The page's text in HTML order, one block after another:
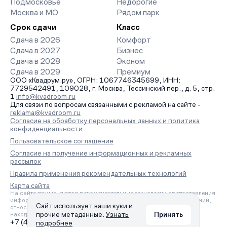
Подмосковье
Москва и МО
Недорогие
Рядом парк
Срок сдачи
Сдача в 2026
Сдача в 2027
Сдача в 2028
Сдача в 2029
Класс
Комфорт
Бизнес
Эконом
Премиум
ООО «Квадрум.ру», ОГРН: 1067746345699, ИНН:
7729542491, 109028, г. Москва, Тессинский пер., д. 5, стр.
1 info@kvadroom.ru
Для связи по вопросам связанными с рекламой на сайте -
reklama@kvadroom.ru
Согласие на обработку персональных данных и политика
конфиденциальности
Пользовательское соглашение
Согласие на получение информационных и рекламных
рассылок
Правила применения рекомендательных технологий
Карта сайта
На сайте применяются рекомендательные технологии предоставления
информации на основе сбора, систематизации и анализа сведений,
относящихся к предпочтениям пользователей сети «Интернет»,
находящихся на территории Российской Федерации.
+7 (495) 157-88-80
Сайт использует ваши куки и
прочие метаданные. Узнать
подробнее
Принять